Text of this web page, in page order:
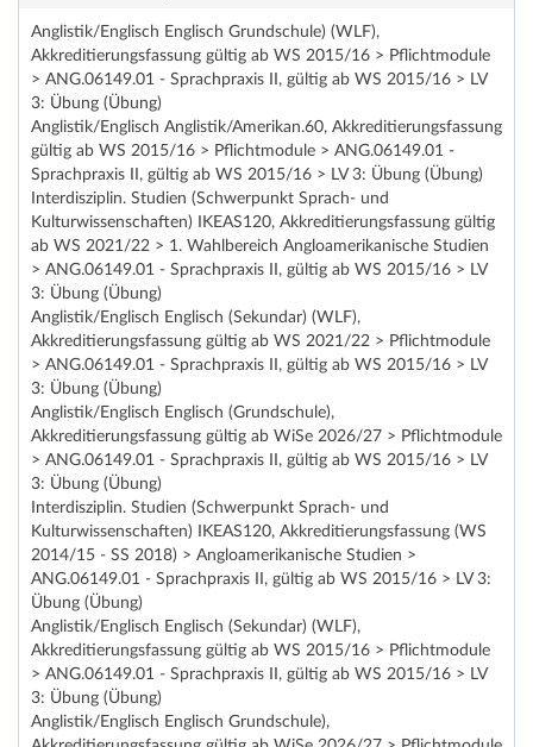
Anglistik/Englisch Englisch Grundschule) (WLF),
Akkreditierungsfassung gültig ab WS 2015/16 > Pflichtmodule
> ANG.06149.01 - Sprachpraxis II, gültig ab WS 2015/16 > LV
3: Übung (Übung)
Anglistik/Englisch Anglistik/Amerikan.60, Akkreditierungsfassung
gültig ab WS 2015/16 > Pflichtmodule > ANG.06149.01 -
Sprachpraxis II, gültig ab WS 2015/16 > LV 3: Übung (Übung)
Interdisziplin. Studien (Schwerpunkt Sprach- und
Kulturwissenschaften) IKEAS120, Akkreditierungsfassung gültig
ab WS 2021/22 > 1. Wahlbereich Angloamerikanische Studien
> ANG.06149.01 - Sprachpraxis II, gültig ab WS 2015/16 > LV
3: Übung (Übung)
Anglistik/Englisch Englisch (Sekundar) (WLF),
Akkreditierungsfassung gültig ab WS 2021/22 > Pflichtmodule
> ANG.06149.01 - Sprachpraxis II, gültig ab WS 2015/16 > LV
3: Übung (Übung)
Anglistik/Englisch Englisch (Grundschule),
Akkreditierungsfassung gültig ab WiSe 2026/27 > Pflichtmodule
> ANG.06149.01 - Sprachpraxis II, gültig ab WS 2015/16 > LV
3: Übung (Übung)
Interdisziplin. Studien (Schwerpunkt Sprach- und
Kulturwissenschaften) IKEAS120, Akkreditierungsfassung (WS
2014/15 - SS 2018) > Angloamerikanische Studien >
ANG.06149.01 - Sprachpraxis II, gültig ab WS 2015/16 > LV 3:
Übung (Übung)
Anglistik/Englisch Englisch (Sekundar) (WLF),
Akkreditierungsfassung gültig ab WS 2015/16 > Pflichtmodule
> ANG.06149.01 - Sprachpraxis II, gültig ab WS 2015/16 > LV
3: Übung (Übung)
Anglistik/Englisch Englisch Grundschule),